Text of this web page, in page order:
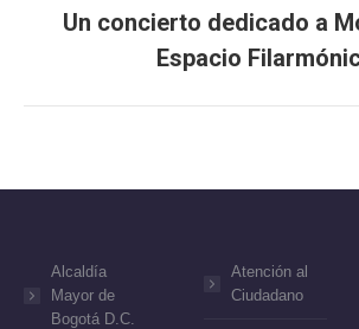
post:
Un concierto dedicado a
Espacio
Alcaldía
Mayor de
Bogotá D.C.
Atención al
Ciudadano